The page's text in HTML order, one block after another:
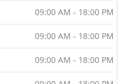
09:00 AM - 18:00 PM
09:00 AM - 18:00 PM
09:00 AM - 18:00 PM